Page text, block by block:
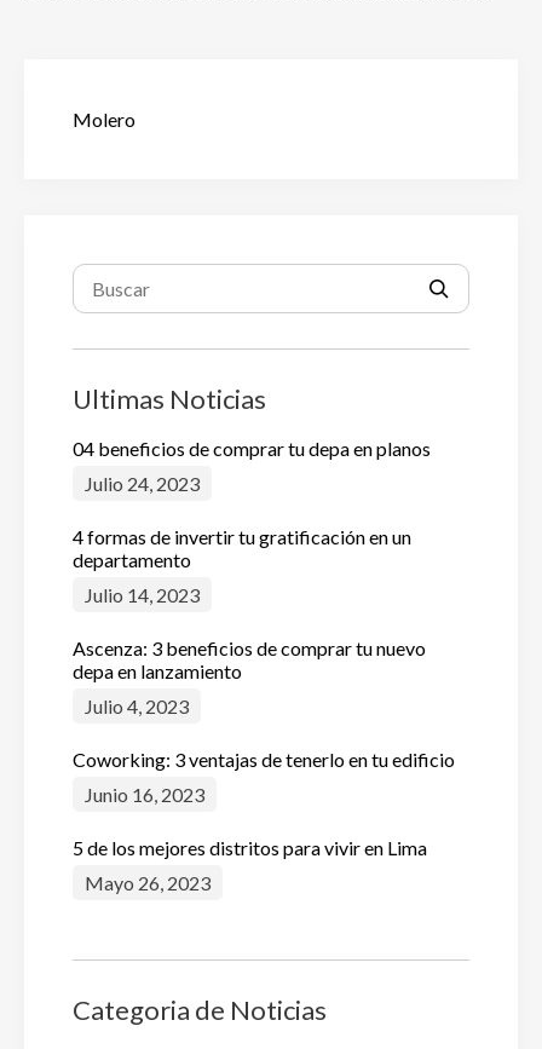
Molero
Ultimas Noticias
04 beneficios de comprar tu depa en planos
Julio 24, 2023
4 formas de invertir tu gratificación en un
departamento
Julio 14, 2023
Ascenza: 3 beneficios de comprar tu nuevo
depa en lanzamiento
Julio 4, 2023
Coworking: 3 ventajas de tenerlo en tu edificio
Junio 16, 2023
5 de los mejores distritos para vivir en Lima
Mayo 26, 2023
Categoria de Noticias